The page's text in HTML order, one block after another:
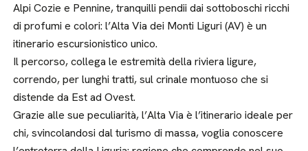
Alpi Cozie e Pennine, tranquilli pendii dai sottoboschi ricchi
di profumi e colori: l’Alta Via dei Monti Liguri (AV) è un
itinerario escursionistico unico.
Il percorso, collega le estremità della riviera ligure,
correndo, per lunghi tratti, sul crinale montuoso che si
distende da Est ad Ovest.
Grazie alle sue peculiarità, l’Alta Via è l’itinerario ideale per
chi, svincolandosi dal turismo di massa, voglia conoscere